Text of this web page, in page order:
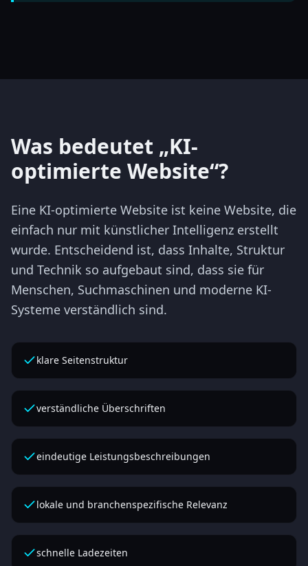
Was bedeutet „KI-
optimierte Website“?
Eine KI-optimierte Website ist keine Website, die
einfach nur mit künstlicher Intelligenz erstellt
wurde. Entscheidend ist, dass Inhalte, Struktur
und Technik so aufgebaut sind, dass sie für
Menschen, Suchmaschinen und moderne KI-
Systeme verständlich sind.
klare Seitenstruktur
verständliche Überschriften
eindeutige Leistungsbeschreibungen
lokale und branchenspezifische Relevanz
schnelle Ladezeiten